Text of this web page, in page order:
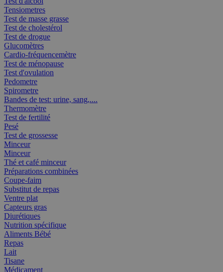
Tensiometres
Test de masse grasse
Test de cholestérol
Test de drogue
Glucomètres
Cardio-fréquencemètre
Test de ménopause
Test d'ovulation
Pedometre
Spirometre
Bandes de test: urine, sang,....
Thermomètre
Test de fertilité
Pesé
Test de grossesse
Minceur
Minceur
Thé et café minceur
Préparations combinées
Coupe-faim
Substitut de repas
Ventre plat
Capteurs gras
Diurétiques
Nutrition spécifique
Aliments Bébé
Repas
Lait
Tisane
Médicament